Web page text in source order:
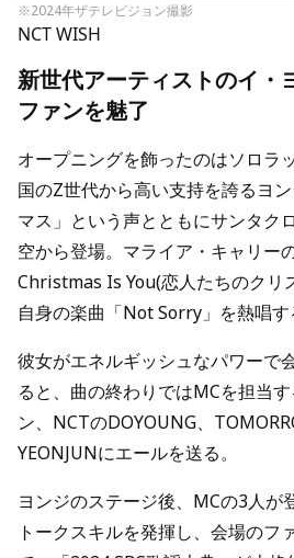
※2024年ザテレビジョン撮影
NCT WISH
新世代アーティストのイ・
ファンを魅了
オープニングを飾ったのはソロラ
国のZ世代から高い支持を誇るヨ
マス」という声とともにサンタク
空から登場。マライア・キャリー
Christmas Is You(恋人たちのクリ
自身の楽曲「Not Sorry」を熱唱す
彼女がエネルギッシュなパワーで
ると、曲の終わりではMCを担当
ン、NCTのDOYOUNG、
YEONJUNにエールを送る。
ヨンジのステージ後、MCの3人が
トークスキルを発揮し、会場のフ